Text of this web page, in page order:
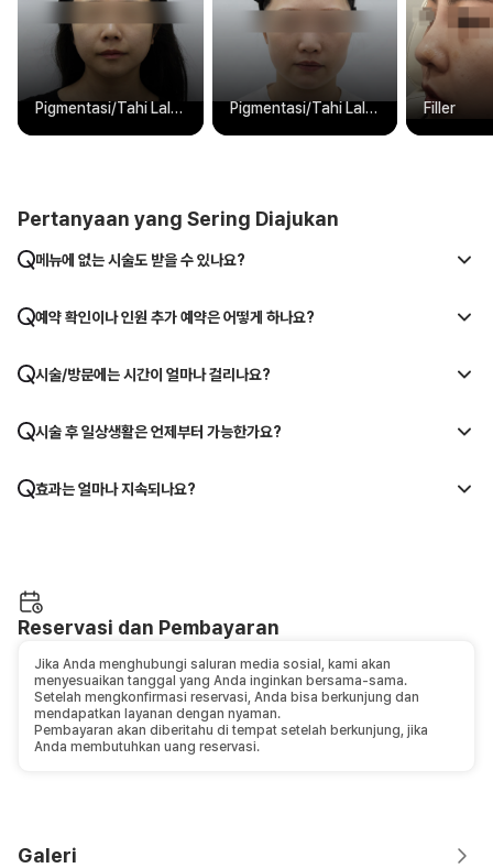
Pigmentasi/Tahi Lalat/Tato Pigmentasi/Tahi Lalat/Tato Filler
Pertanyaan yang Sering Diajukan
메뉴에 없는 시술도 받을 수 있나요?
예약 확인이나 인원 추가 예약은 어떻게 하나요?
시술/방문에는 시간이 얼마나 걸리나요?
시술 후 일상생활은 언제부터 가능한가요?
효과는 얼마나 지속되나요?
Reservasi dan Pembayaran
Jika Anda menghubungi saluran media sosial, kami akan
menyesuaikan tanggal yang Anda inginkan bersama-sama.
Setelah mengkonfirmasi reservasi, Anda bisa berkunjung dan
mendapatkan layanan dengan nyaman.
Pembayaran akan diberitahu di tempat setelah berkunjung, jika
Anda membutuhkan uang reservasi.
Galeri